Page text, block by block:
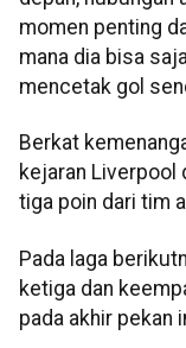
momen penting
mana dia bisa
mencetak gol
Berkat
kejaran Liverpool
tiga poin dari tim
Pada laga
ketiga dan
pada akhir pekan